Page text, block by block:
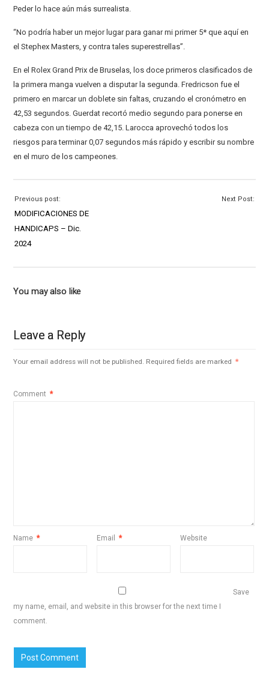
Peder lo hace aún más surrealista.
“No podría haber un mejor lugar para ganar mi primer 5* que aquí en
el Stephex Masters, y contra tales superestrellas”.
En el Rolex Grand Prix de Bruselas, los doce primeros clasificados de
la primera manga vuelven a disputar la segunda. Fredricson fue el
primero en marcar un doblete sin faltas, cruzando el cronómetro en
42,53 segundos. Guerdat recortó medio segundo para ponerse en
cabeza con un tiempo de 42,15. Larocca aprovechó todos los
riesgos para terminar 0,07 segundos más rápido y escribir su nombre
en el muro de los campeones.
Previous post:
MODIFICACIONES DE
HANDICAPS – Dic.
2024
Next Post:
You may also like
Leave a Reply
Your email address will not be published. Required fields are marked *
Comment *
Name * Email * Website
Save
my name, email, and website in this browser for the next time I
comment.